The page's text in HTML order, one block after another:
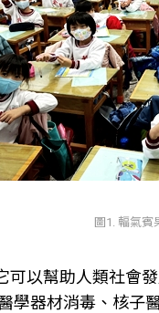
圖1. 輻氣賓
可以幫助人類社會
學器材消毒、核子